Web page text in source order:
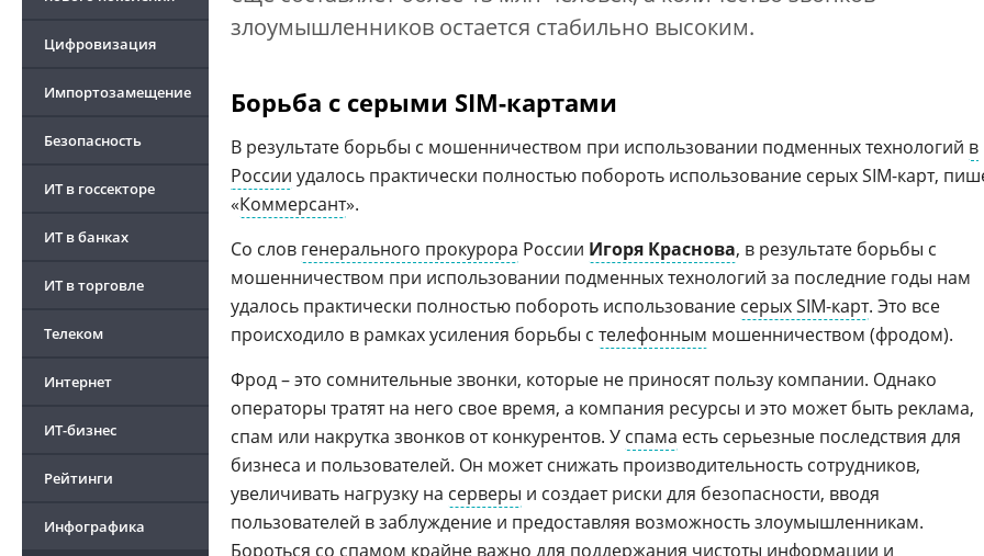
Цифровизация
Импортозамещение
Безопасность
ИТ в госсекторе
ИТ в банках
ИТ в торговле
Телеком
Интернет
ИТ-бизнес
Рейтинги
Инфографика
злоумышленников остается стабильно высоким.
Борьба с серыми SIM-картами
В результате борьбы с мошенничеством при использовании подменных технологий в
России удалось практически полностью побороть использование серых SIM-карт,
«Коммерсант».
Со слов генерального прокурора России Игоря Краснова, в результате борьбы с
мошенничеством при использовании подменных технологий за последние годы нам
удалось практически полностью побороть использование серых SIM-карт. Это все
происходило в рамках усиления борьбы с телефонным мошенничеством (фродом).
Фрод – это сомнительные звонки, которые не приносят пользу компании. Однако
операторы тратят на него свое время, а компания ресурсы и это может быть реклама,
спам или накрутка звонков от конкурентов. У спама есть серьезные последствия для
бизнеса и пользователей. Он может снижать производительность сотрудников,
увеличивать нагрузку на серверы и создает риски для безопасности, вводя
пользователей в заблуждение и предоставляя возможность злоумышленникам.
Бороться со спамом крайне важно для поддержания чистоты информации и